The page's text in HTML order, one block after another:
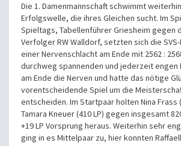
Die 1. Damenmannschaft schwimmt
Erfolgswelle, die ihres Gleichen sucht. Im
Spieltags, Tabellenführer Griesheim gegen
Verfolger RW Walldorf, setzten sich die
einer Nervenschlacht am Ende mit 2562 :
durchweg spannenden und jederzeit engen
am Ende die Nerven und hatte das nötige
vorentscheidende Spiel um die
entscheiden. Im Startpaar holten Nina Frass
Tamara Kneuer (410 LP) gegen insgesamt
+19 LP Vorsprung heraus. Weiterhin sehr
ging in es Mittelpaar zu, hier konnten